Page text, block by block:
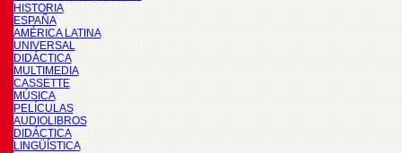
HISTORIA
ESPAÑA
AMÉRICA LATINA
UNIVERSAL
DIDÁCTICA
MULTIMEDIA
CASSETTE
MÚSICA
PELÍCULAS
AUDIOLIBROS
DIDÁCTICA
LINGÜÍSTICA